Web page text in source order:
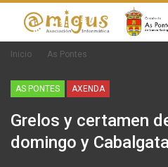
Inicio As Pontes
AS PONTES AXENDA
Grelos y certamen
domingo y